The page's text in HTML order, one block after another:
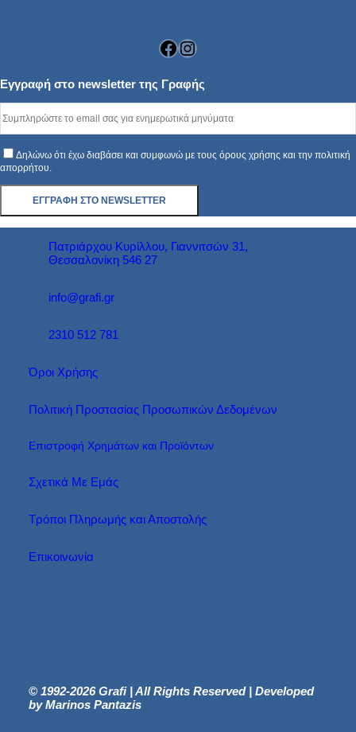
Facebook
Instagram
Εγγραφή στο newsletter της Γραφής
Δηλώνω ότι έχω διαβάσει και συμφωνώ με τους όρους χρήσης και την πολιτική
απορρήτου.
Πατριάρχου Κυρίλλου, Γιαννιτσών 31,
Θεσσαλονίκη 546 27
info@grafi.gr
2310 512 781
Όροι Χρήσης
Πολιτική Προστασίας Προσωπικών Δεδομένων
Επιστροφή Χρημάτων και Προϊόντων
Σχετικά Με Εμάς
Τρόποι Πληρωμής και Αποστολής
Επικοινωνία
© 1992-2026 Grafi | All Rights Reserved | Developed
by Marinos Pantazis